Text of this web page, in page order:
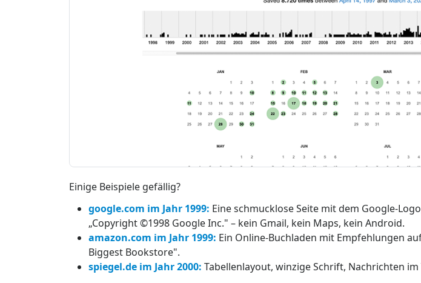
Einige Beispiele gefällig?
google.com im Jahr 1999: Eine schmucklose Seite mit dem Google-
„Copyright ©1998 Google Inc." – kein Gmail, kein Maps, kein Android.
amazon.com im Jahr 1999: Ein Online-Buchladen mit Empfehlungen
Biggest Bookstore".
spiegel.de im Jahr 2000: Tabellenlayout, winzige Schrift, Nachrichten